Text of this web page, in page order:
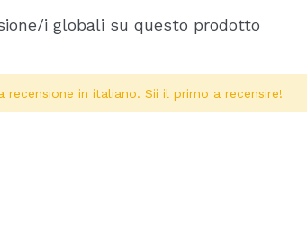
i globali su questo prodotto
recensione in italiano. Sii il primo a recensire!